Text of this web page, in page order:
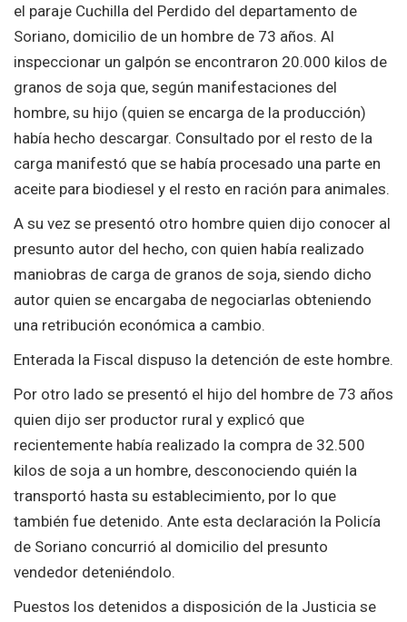
el paraje Cuchilla del Perdido del departamento de
Soriano, domicilio de un hombre de 73 años. Al
inspeccionar un galpón se encontraron 20.000 kilos de
granos de soja que, según manifestaciones del
hombre, su hijo (quien se encarga de la producción)
había hecho descargar. Consultado por el resto de la
carga manifestó que se había procesado una parte en
aceite para biodiesel y el resto en ración para animales.
A su vez se presentó otro hombre quien dijo conocer al
presunto autor del hecho, con quien había realizado
maniobras de carga de granos de soja, siendo dicho
autor quien se encargaba de negociarlas obteniendo
una retribución económica a cambio.
Enterada la Fiscal dispuso la detención de este hombre.
Por otro lado se presentó el hijo del hombre de 73 años
quien dijo ser productor rural y explicó que
recientemente había realizado la compra de 32.500
kilos de soja a un hombre, desconociendo quién la
transportó hasta su establecimiento, por lo que
también fue detenido. Ante esta declaración la Policía
de Soriano concurrió al domicilio del presunto
vendedor deteniéndolo.
Puestos los detenidos a disposición de la Justicia se